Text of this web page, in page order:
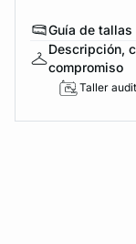
Guía de tallas
Descripción,
compromiso
Taller